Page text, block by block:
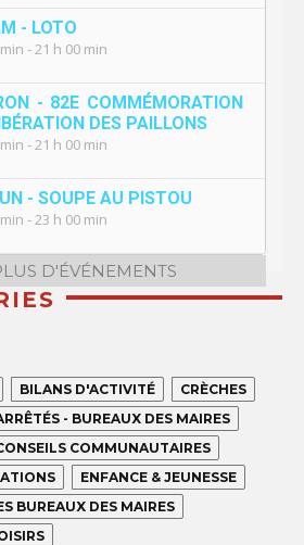
- LOTO
- 21 h 00 min
- 82E COMMÉMORATION
DES PAILLONS
- 21 h 00 min
- SOUPE AU PISTOU
- 23 h 00 min
D'ÉVÉNEMENTS
BILANS D'ACTIVITÉ
CRÈCHES
- BUREAUX DES MAIRES
COMMUNAUTAIRES
ENFANCE & JEUNESSE
BUREAUX DES MAIRES